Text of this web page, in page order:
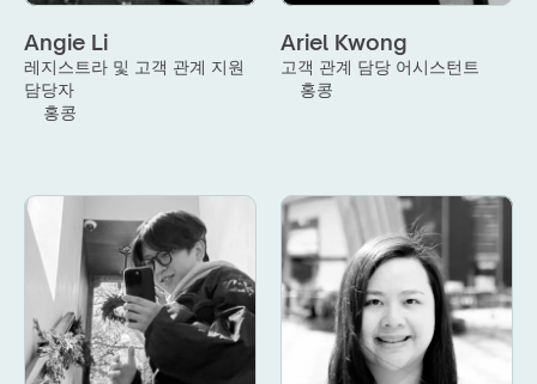
Angie Li
레지스트라 및 고객 관계 지원
담당자
홍콩
Ariel Kwong
고객 관계 담당 어시스턴트
홍콩